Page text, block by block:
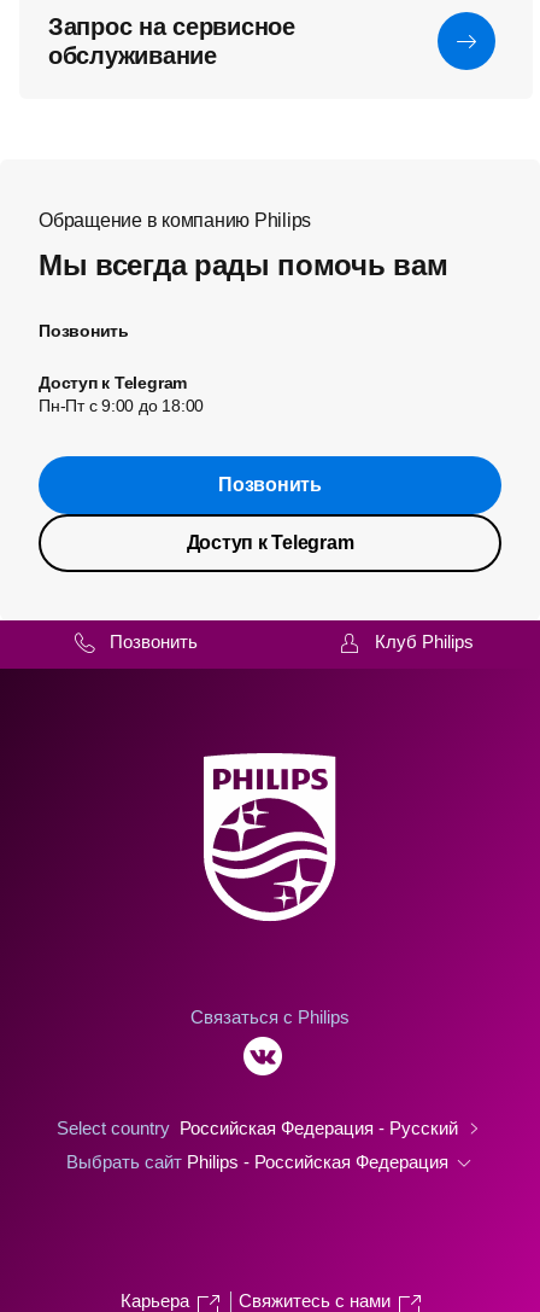
Запрос на сервисное
обслуживание
Обращение в компанию Philips
Мы всегда рады помочь вам
Позвонить
Доступ к Telegram
Пн-Пт с 9:00 до 18:00
Позвонить
Доступ к Telegram
Позвонить Клуб Philips
Связаться с Philips
Select country Российская Федерация - Русский
Выбрать сайт Philips - Российская Федерация
Карьера Свяжитесь с нами